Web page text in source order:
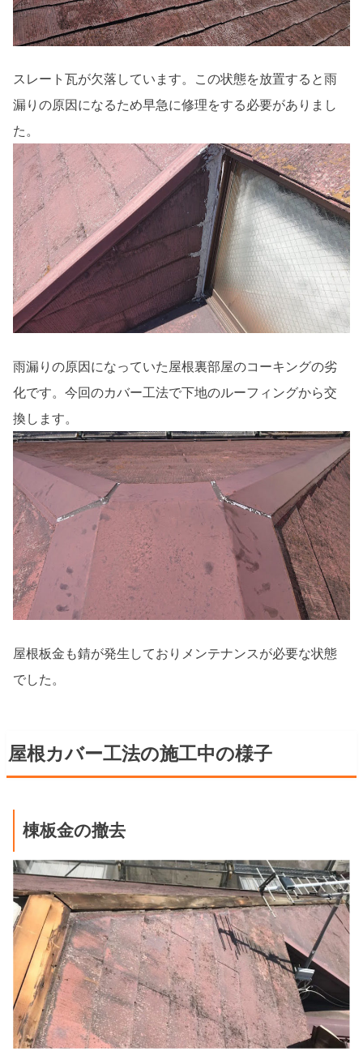
スレート瓦が欠落しています。この状態を放置すると雨
漏りの原因になるため早急に修理をする必要がありまし
た。
雨漏りの原因になっていた屋根裏部屋のコーキングの劣
化です。今回のカバー工法で下地のルーフィングから交
換します。
屋根板金も錆が発生しておりメンテナンスが必要な状態
でした。
屋根カバー工法の施工中の様子
棟板金の撤去